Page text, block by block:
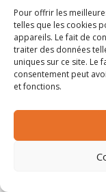
Pour offrir les
telles que les cookies
appareils. Le fait de
traiter des données
uniques sur ce site. Le
consentement peut
et fonctions.
Orne 61
Ouvrages d’art
Paramédical,
Paris 75
Pas de Calais 62